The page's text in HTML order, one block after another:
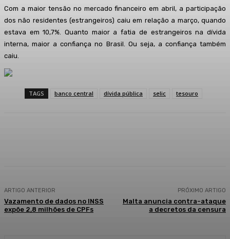
Com a maior tensão no mercado financeiro em abril, a participação
dos não residentes (estrangeiros) caiu em relação a março, quando
estava em 10,7%. Quanto maior a fatia de estrangeiros na dívida
interna, maior a confiança no Brasil. Ou seja, a confiança também
caiu.
TAGS banco central dívida pública selic tesouro
ARTIGO ANTERIOR
Vazamento de dados no INSS
expõe 2,8 milhões de CPFs
PRÓXIMO ARTIGO
Malta anuncia contra-ataque
a decretos da censura